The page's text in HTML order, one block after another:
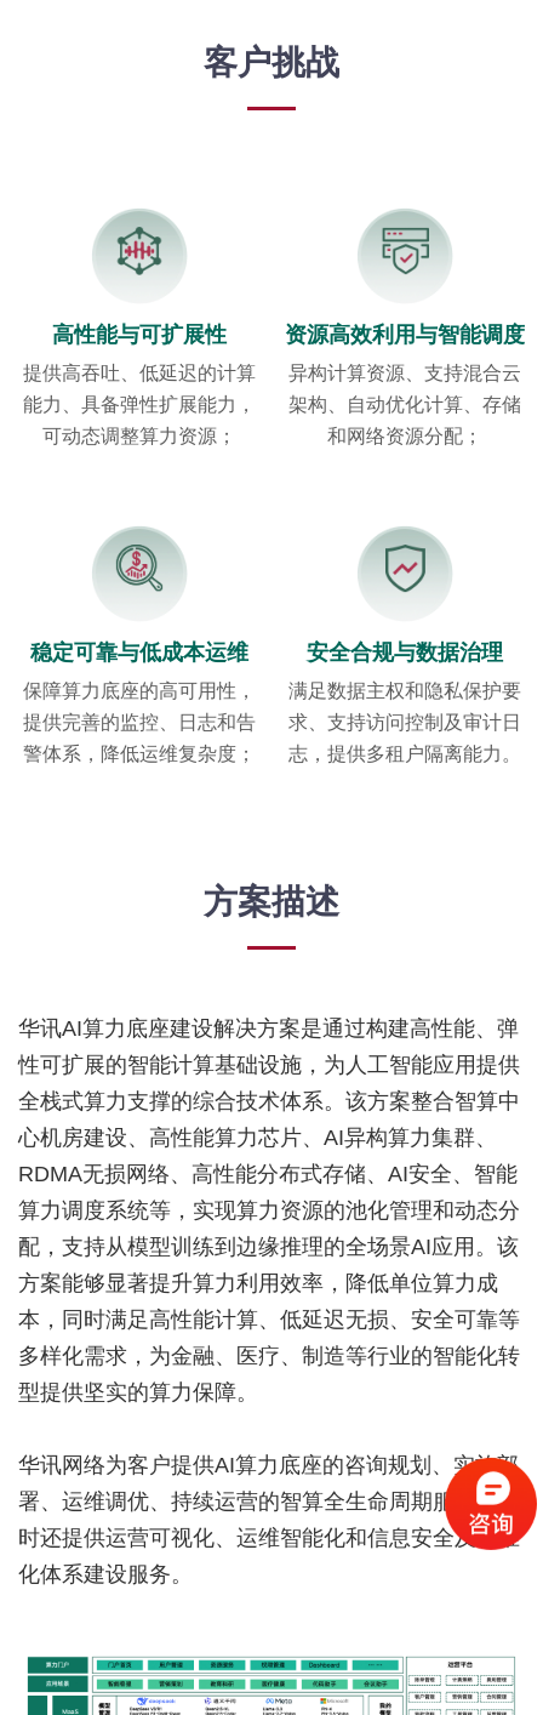
客户挑战
高性能与可扩展性
提供高吞吐、低延迟的计算
能力、具备弹性扩展能力，
可动态调整算力资源；
资源高效利用与智能调度
异构计算资源、支持混合云
架构、自动优化计算、存储
和网络资源分配；
稳定可靠与低成本运维
保障算力底座的高可用性，
提供完善的监控、日志和告
警体系，降低运维复杂度；
安全合规与数据治理
满足数据主权和隐私保护要
求、支持访问控制及审计日
志，提供多租户隔离能力。
方案描述
华讯AI算力底座建设解决方案是通过构建高性能、弹
性可扩展的智能计算基础设施，为人工智能应用提供
全栈式算力支撑的综合技术体系。该方案整合智算中
心机房建设、高性能算力芯片、AI异构算力集群、
RDMA无损网络、高性能分布式存储、AI安全、智能
算力调度系统等，实现算力资源的池化管理和动态分
配，支持从模型训练到边缘推理的全场景AI应用。该
方案能够显著提升算力利用效率，降低单位算力成
本，同时满足高性能计算、低延迟无损、安全可靠等
多样化需求，为金融、医疗、制造等行业的智能化转
型提供坚实的算力保障。
华讯网络为客户提供AI算力底座的咨询规划、实施部
署、运维调优、持续运营的智算全生命周期服务。同
时还提供运营可视化、运维智能化和信息安全及标准
化体系建设服务。